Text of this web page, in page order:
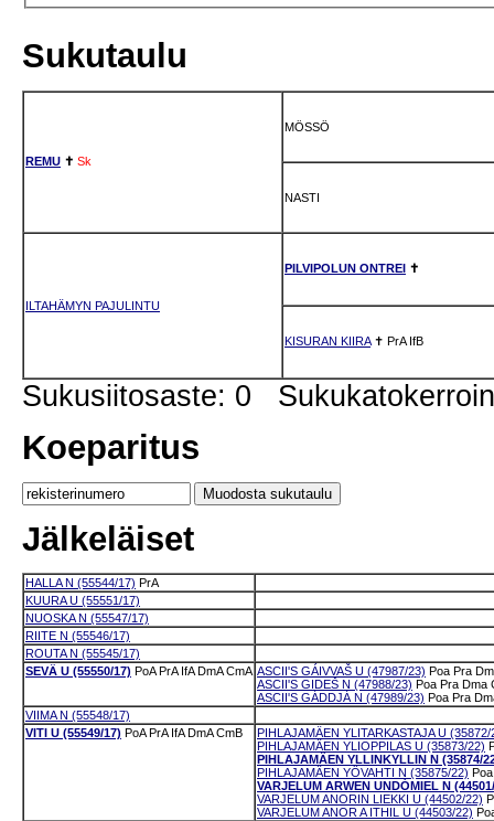
Sukutaulu
REMU ✝ Sk
MÖSSÖ
NASTI
ILTAHÄMYN PAJULINTU
PILVIPOLUN ONTREI ✝
KISURAN KIIRA✝ PrA IfB
Sukusiitosaste: 0
Koeparitus
Jälkeläiset
HALLA N (55544/17) PrA
KUURA U (55551/17)
NUOSKA N (55547/17)
RIITE N (55546/17)
ROUTA N (55545/17)
SEVÄ U (55550/17) PoA PrA IfA DmA CmA ASCII'S GÁIVVAŠ U (47987/23) Poa Pra
ASCII'S GIDEŠ N (47988/23) Poa Pra Dma
ASCII'S GÁDDJÁ N (47989/23) Poa Pra
VIIMA N (55548/17)
VITI U (55549/17) PoA PrA IfA DmA CmB
PIHLAJAMÄEN YLITARKASTAJA U (35872/
PIHLAJAMÄEN YLIOPPILAS U (35873/22)
PIHLAJAMÄEN YLLINKYLLIN N (35874/
PIHLAJAMÄEN YÖVAHTI N (35875/22) Poa
VARJELUM ARWEN UNDÓMIEL N
VARJELUM ANORIN LIEKKI U (44502/22)
VARJELUM ANOR A ITHIL U (44503/22)